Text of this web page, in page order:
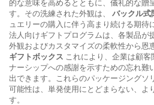
的な意味を高めるとともに、儀礼的な贈
す。その洗練された外観は、 バックル式
ュエリーの購入に伴う高まり続ける期待
法人向けギフトプログラムは、各製品が
外観およびカスタマイズの柔軟性から恩
ギフトボックス これにより、企業は顧
ナーシップへの感謝を示すための忘れ難
出できます。これらのパッケージングソ
可能性は、単発使用にとどまらない、よ
す。